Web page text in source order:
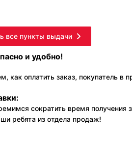
все пункты выдачи
и удобно!
как оплатить заказ, покупатель в
сократить время получения
ребята из отдела продаж!